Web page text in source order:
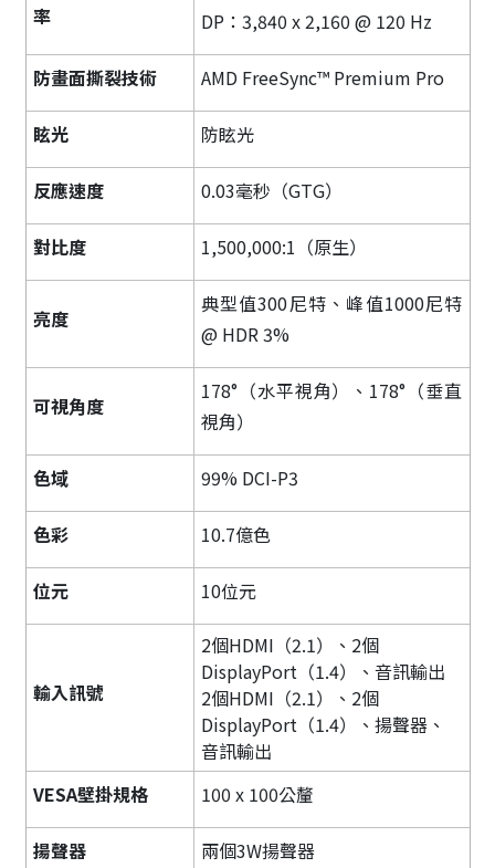
率
DP：3,840 x 2,160 @ 120 Hz
防畫面撕裂技術 AMD FreeSync™ Premium Pro
眩光 防眩光
反應速度 0.03毫秒（GTG）
對比度 1,500,000:1（原生）
亮度
典型值300尼特、峰值1000尼特
@ HDR 3%
可視角度
178°（水平視角）、178°（垂直
視角）
色域 99% DCI-P3
色彩 10.7億色
位元 10位元
輸入訊號
2個HDMI（2.1）、2個
DisplayPort（1.4）、音訊輸出
​2個HDMI（2.1）、2個
DisplayPort（1.4）、揚聲器、
音訊輸出
VESA壁掛規格
100 x 100公釐
揚聲器 兩個3W揚聲器